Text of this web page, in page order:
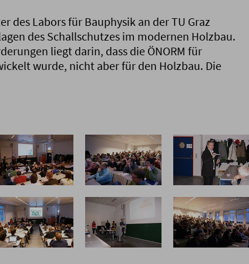
des Labors für Bauphysik an der TU Graz
des Schallschutzes im modernen Holzbau.
liegt darin, dass die ÖNORM für
wurde, nicht aber für den Holzbau. Die